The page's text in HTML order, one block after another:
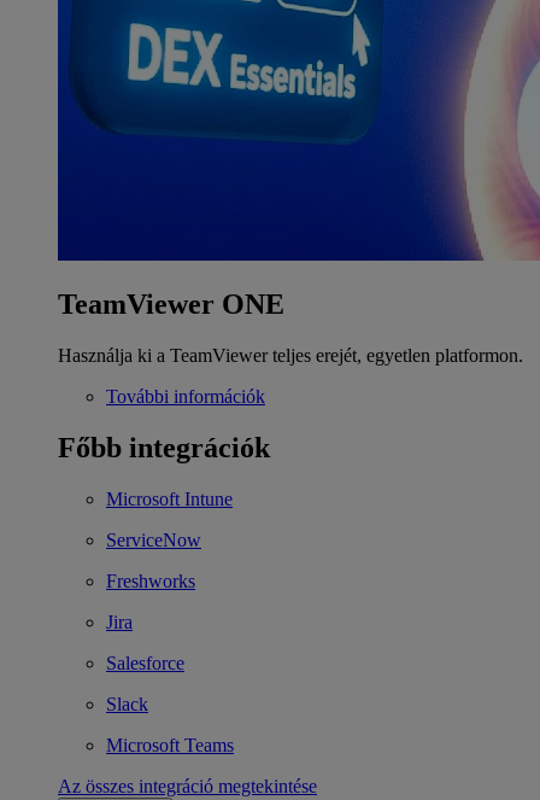
TeamViewer ONE
Használja ki a TeamViewer teljes erejét, egyetlen platformon.
További információk
Főbb integrációk
Microsoft Intune
ServiceNow
Freshworks
Jira
Salesforce
Slack
Microsoft Teams
Az összes integráció megtekintése